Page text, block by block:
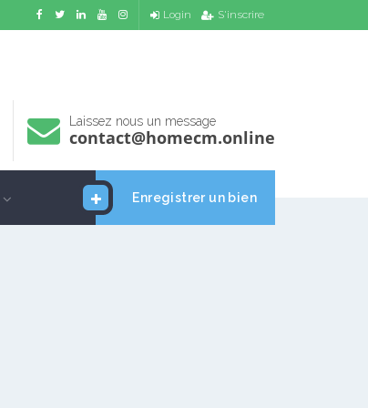
Login S'inscrire
Laissez nous un message
contact@homecm.online
Enregistrer un bien